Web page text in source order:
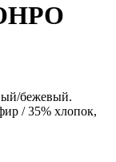
бежевый.
/ 35% хлопок,